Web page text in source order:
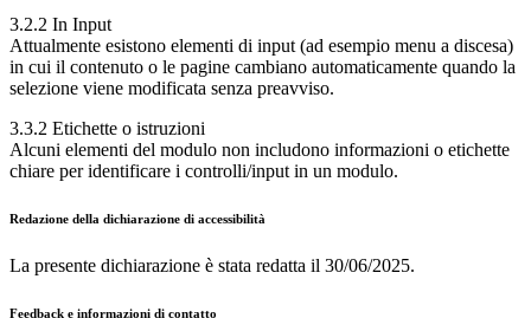
3.2.2 In Input
Attualmente esistono elementi di input (ad esempio menu a discesa)
in cui il contenuto o le pagine cambiano automaticamente quando la
selezione viene modificata senza preavviso.
3.3.2 Etichette o istruzioni
Alcuni elementi del modulo non includono informazioni o etichette
chiare per identificare i controlli/input in un modulo.
Redazione della dichiarazione di accessibilità
La presente dichiarazione è stata redatta il 30/06/2025.
Feedback e informazioni di contatto